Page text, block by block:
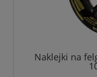
Naklejki na